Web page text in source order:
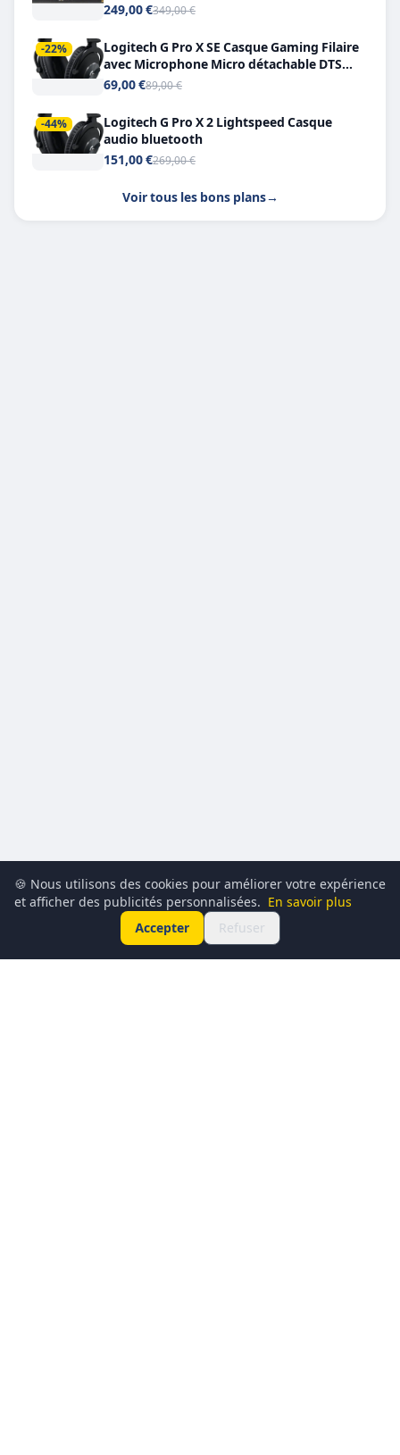
249,00 €349,00 €
-22%
Logitech G Pro X SE Casque Gaming Filaire
avec Microphone Micro détachable DTS
Headphone X 7.1
69,00 €89,00 €
-44%
Logitech G Pro X 2 Lightspeed Casque
audio bluetooth
151,00 €269,00 €
Voir tous les bons plans→
🍪 Nous utilisons des cookies pour améliorer votre expérience
et afficher des publicités personnalisées. En savoir plus
Accepter
Refuser